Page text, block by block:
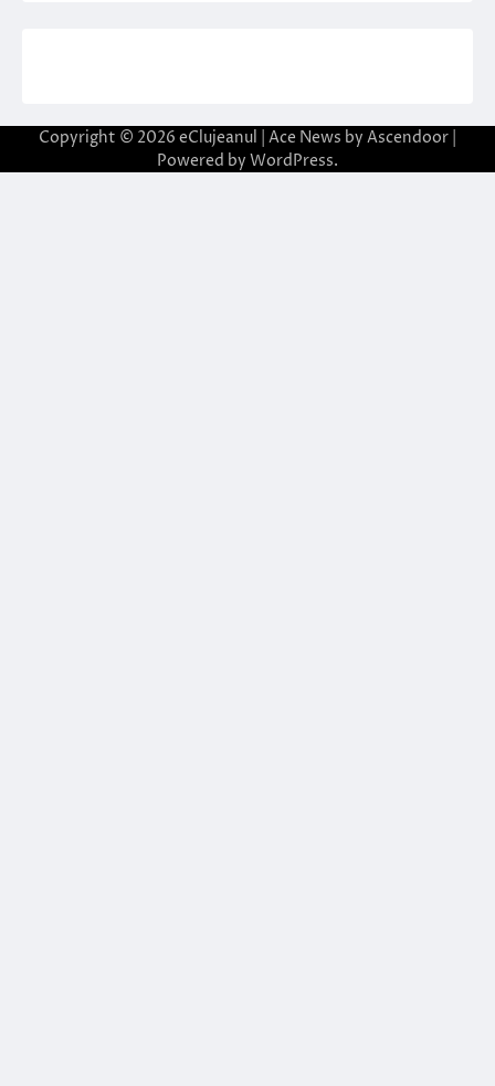
Copyright © 2026 eClujeanul | Ace News by Ascendoor
Powered by WordPress.